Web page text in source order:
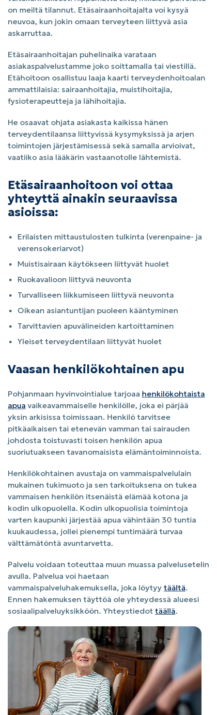
on meiltä tilannut. Etäsairaanhoitajalta voi kysyä
neuvoa, kun jokin omaan terveyteen liittyvä asia
askarruttaa.
Etäsairaanhoitajan puhelinaika varataan
asiakaspalvelustamme joko soittamalla tai viestillä.
Etähoitoon osallistuu laaja kaarti terveydenhoitoalan
ammattilaisia: sairaanhoitajia, muistihoitajia,
fysioterapeutteja ja lähihoitajia.
He osaavat ohjata asiakasta kaikissa hänen
terveydentilaansa liittyvissä kysymyksissä ja arjen
toimintojen järjestämisessä sekä samalla arvioivat,
vaatiiko asia lääkärin vastaanotolle lähtemistä.
Etäsairaanhoitoon voi ottaa
yhteyttä ainakin seuraavissa
asioissa:
Erilaisten mittaustulosten tulkinta (verenpaine- ja
verensokeriarvot)
Muistisairaan käytökseen liittyvät huolet
Ruokavalioon liittyvä neuvonta
Turvalliseen liikkumiseen liittyvä neuvonta
Oikean asiantuntijan puoleen kääntyminen
Tarvittavien apuvälineiden kartoittaminen
Yleiset terveydentilaan liittyvät huolet
Vaasan henkilökohtainen apu
Pohjanmaan hyvinvointialue tarjoaa henkilökohtaista
apua vaikeavammaiselle henkilölle, joka ei pärjää
yksin arkisissa toimissaan. Henkilö tarvitsee
pitkäaikaisen tai etenevän vamman tai sairauden
johdosta toistuvasti toisen henkilön apua
suoriutuakseen tavanomaisista elämäntoiminnoista.
Henkilökohtainen avustaja on vammaispalvelulain
mukainen tukimuoto ja sen tarkoituksena on tukea
vammaisen henkilön itsenäistä elämää kotona ja
kodin ulkopuolella. Kodin ulkopuolisia toimintoja
varten kaupunki järjestää apua vähintään 30 tuntia
kuukaudessa, jollei pienempi tuntimäärä turvaa
välttämätöntä avuntarvetta.
Palvelu voidaan toteuttaa muun muassa palvelusetelin
avulla. Palvelua voi haetaan
vammaispalveluhakemuksella, joka löytyy täältä.
Ennen hakemuksen täyttöä ole yhteydessä alueesi
sosiaalipalveluyksikköön. Yhteystiedot täällä.